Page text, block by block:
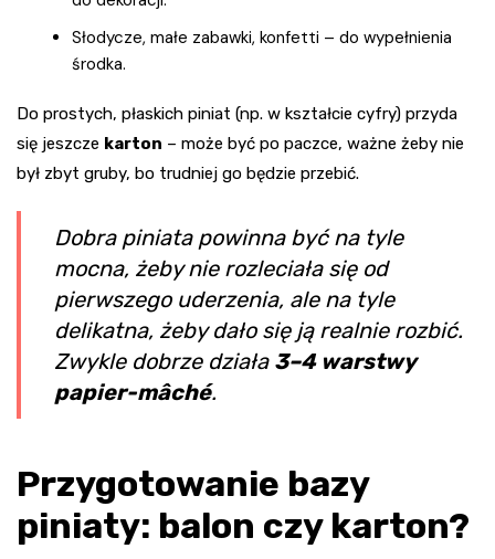
Słodycze, małe zabawki, konfetti – do wypełnienia
środka.
Do prostych, płaskich piniat (np. w kształcie cyfry) przyda
się jeszcze karton – może być po paczce, ważne żeby nie
był zbyt gruby, bo trudniej go będzie przebić.
Dobra piniata powinna być na tyle
mocna, żeby nie rozleciała się od
pierwszego uderzenia, ale na tyle
delikatna, żeby dało się ją realnie rozbić.
Zwykle dobrze działa 3–4 warstwy
papier-mâché.
Przygotowanie bazy
piniaty: balon czy karton?